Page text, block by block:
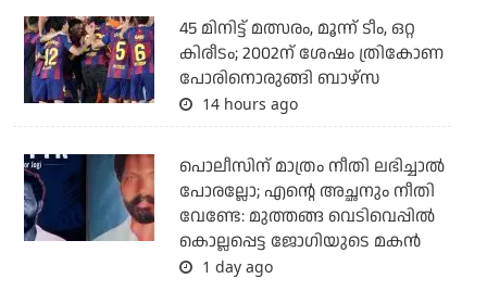
45 മിനിട്ട് മത്സരം, മൂന്ന് ടീം, ഒറ്റ
കിരീടം; 2002ന് ശേഷം ത്രികോണ
പോരിനൊരുങ്ങി ബാഴ്‌സ
14 hours ago
പൊലീസിന് മാത്രം നീതി ലഭിച്ചാല്‍
പോരല്ലോ; എന്റെ അച്ഛനും നീതി
വേണ്ടേ: മുത്തങ്ങ വെടിവെപ്പില്‍
കൊല്ലപ്പെട്ട ജോഗിയുടെ മകന്‍
1 day ago